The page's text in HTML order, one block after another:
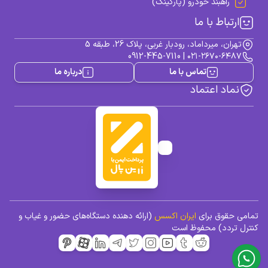
ثبت تردد کارکنان از طریق تشخیص چهره
و کارت
امکان اضافه کردن اسکنر اثر انگشت و qr
code (اختیاری) به دستگاه
انگشت
ظرفیت ذخیره 10 میلیون رکورد تردد و
ارتباط با ما
تهران، میرداماد، رودبار غربی، پلاک 26، طبقه 5
۰۲۱-۲۶۷۰-۶۴۸۷ |
0912-445-7110
تماس با ما
درباره ما
نماد اعتماد
تمامی حقوق برای ایران اکسس (ارائه دهنده دستگاه‌های حضور و غیاب و
کنترل تردد) محفوظ است